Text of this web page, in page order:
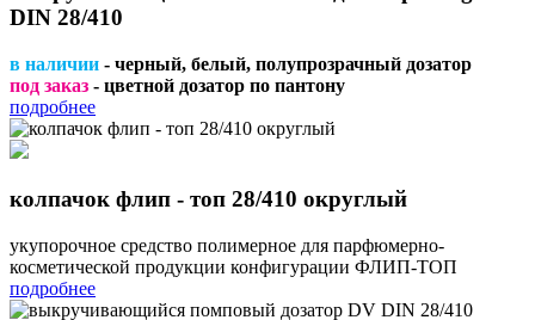
DIN 28/410
в наличии - черный, белый, полупрозрачный дозатор
под заказ - цветной дозатор по пантону
подробнее
колпачок флип - топ 28/410 округлый
укупорочное средство полимерное для парфюмерно-
косметической продукции конфигурации ФЛИП-ТОП
подробнее